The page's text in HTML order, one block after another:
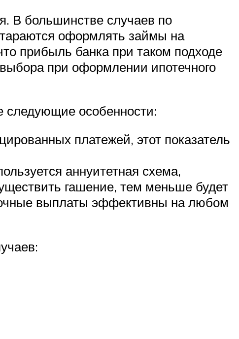
В большинстве случаев по
оформлять займы на
прибыль банка при таком подходе
при оформлении ипотечного
следующие особенности:
платежей, этот показатель
аннуитетная схема,
гашение, тем меньше будет
выплаты эффективны на любом